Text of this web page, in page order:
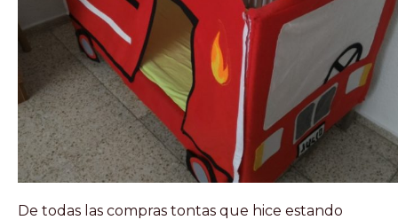
De todas las compras tontas que hice estando